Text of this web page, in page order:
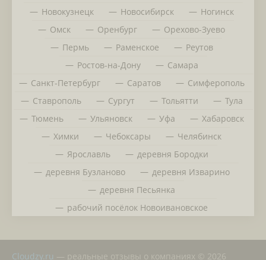
Новокузнецк
Новосибирск
Ногинск
Омск
Оренбург
Орехово-Зуево
Пермь
Раменское
Реутов
Ростов-на-Дону
Самара
Санкт-Петербург
Саратов
Симферополь
Ставрополь
Сургут Тольятти
Тула
Тюмень
Ульяновск Уфа
Хабаровск
Химки
Чебоксары
Челябинск
Ярославль
деревня Бородки
деревня Бузланово
деревня Изварино
деревня Песьянка
рабочий посёлок Новоивановское
Сloudzy.ru — реальные отзывы о компаниях © 2026